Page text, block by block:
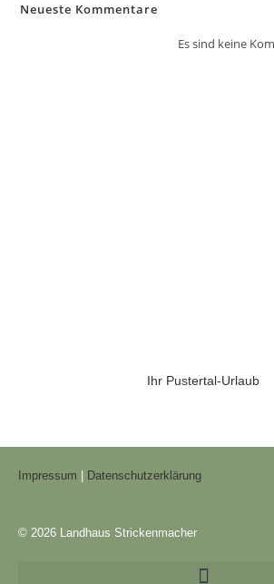
Neueste Kommentare
Es sind keine
Ihr Pustertal-Urlaub
Impressum Datenschutzerklärung
© 2026 Landhaus Strickenmacher